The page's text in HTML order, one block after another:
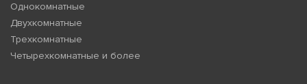
Однокомнатные
Двухкомнатные
Трехкомнатные
Четырехкомнатные и более